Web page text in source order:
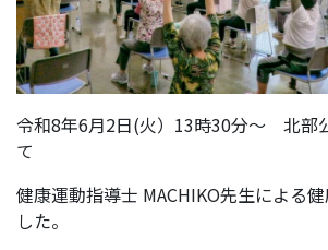
令和8年6月2日(火）13時30分～ 北部
て
健康運動指導士 MACHIKO先生による
した。